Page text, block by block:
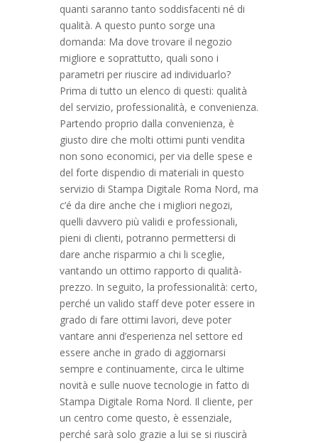
quanti saranno tanto soddisfacenti né di
qualità. A questo punto sorge una
domanda: Ma dove trovare il negozio
migliore e soprattutto, quali sono i
parametri per riuscire ad individuarlo?
Prima di tutto un elenco di questi: qualità
del servizio, professionalità, e convenienza.
Partendo proprio dalla convenienza, è
giusto dire che molti ottimi punti vendita
non sono economici, per via delle spese e
del forte dispendio di materiali in questo
servizio di Stampa Digitale Roma Nord, ma
c’é da dire anche che i migliori negozi,
quelli davvero più validi e professionali,
pieni di clienti, potranno permettersi di
dare anche risparmio a chi li sceglie,
vantando un ottimo rapporto di qualità-
prezzo. In seguito, la professionalità: certo,
perché un valido staff deve poter essere in
grado di fare ottimi lavori, deve poter
vantare anni d’esperienza nel settore ed
essere anche in grado di aggiornarsi
sempre e continuamente, circa le ultime
novità e sulle nuove tecnologie in fatto di
Stampa Digitale Roma Nord. Il cliente, per
un centro come questo, è essenziale,
perché sarà solo grazie a lui se si riuscirà